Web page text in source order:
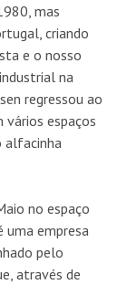
mas
criando
e o nosso
na
regressou ao
espaços
alfacinha
no espaço
uma empresa
pelo
através de